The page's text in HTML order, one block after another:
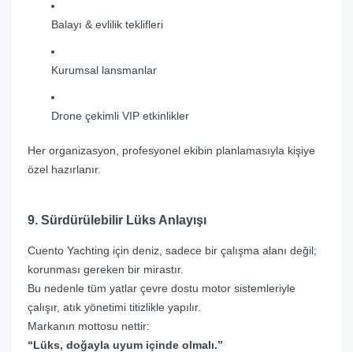
Balayı & evlilik teklifleri
Kurumsal lansmanlar
Drone çekimli VIP etkinlikler
Her organizasyon, profesyonel ekibin planlamasıyla kişiye
özel hazırlanır.
9. Sürdürülebilir Lüks Anlayışı
Cuento Yachting için deniz, sadece bir çalışma alanı değil;
korunması gereken bir mirastır.
Bu nedenle tüm yatlar çevre dostu motor sistemleriyle
çalışır, atık yönetimi titizlikle yapılır.
Markanın mottosu nettir:
“Lüks, doğayla uyum içinde olmalı.”